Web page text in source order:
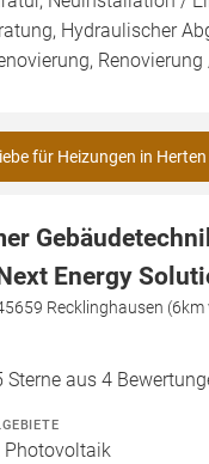
Hydraulischer
für Heizungen in Herten
Energy
Recklinghausen
Sterne aus 4
Photovoltaik